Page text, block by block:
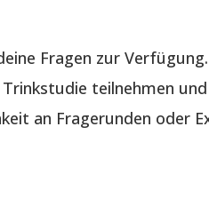
Fragen zur Verfügung.
teilnehmen
an Fragerunden oder